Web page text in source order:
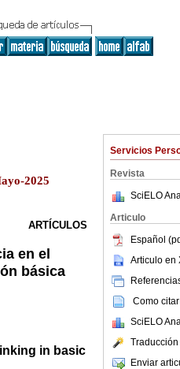
Servicios
Revista
SciELO
Articulo
Español
Articulo en
Como
SciELO
Enviar
2025
ARTÍCULOS
en el
básica
in basic